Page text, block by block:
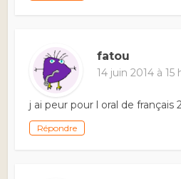
fatou
14 juin 2014 à
j ai peur pour l oral de français
Répondre